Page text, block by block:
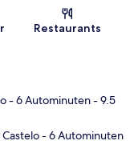
Restaurants
- 6 Autominuten- 9.5
- 6 Autominuten